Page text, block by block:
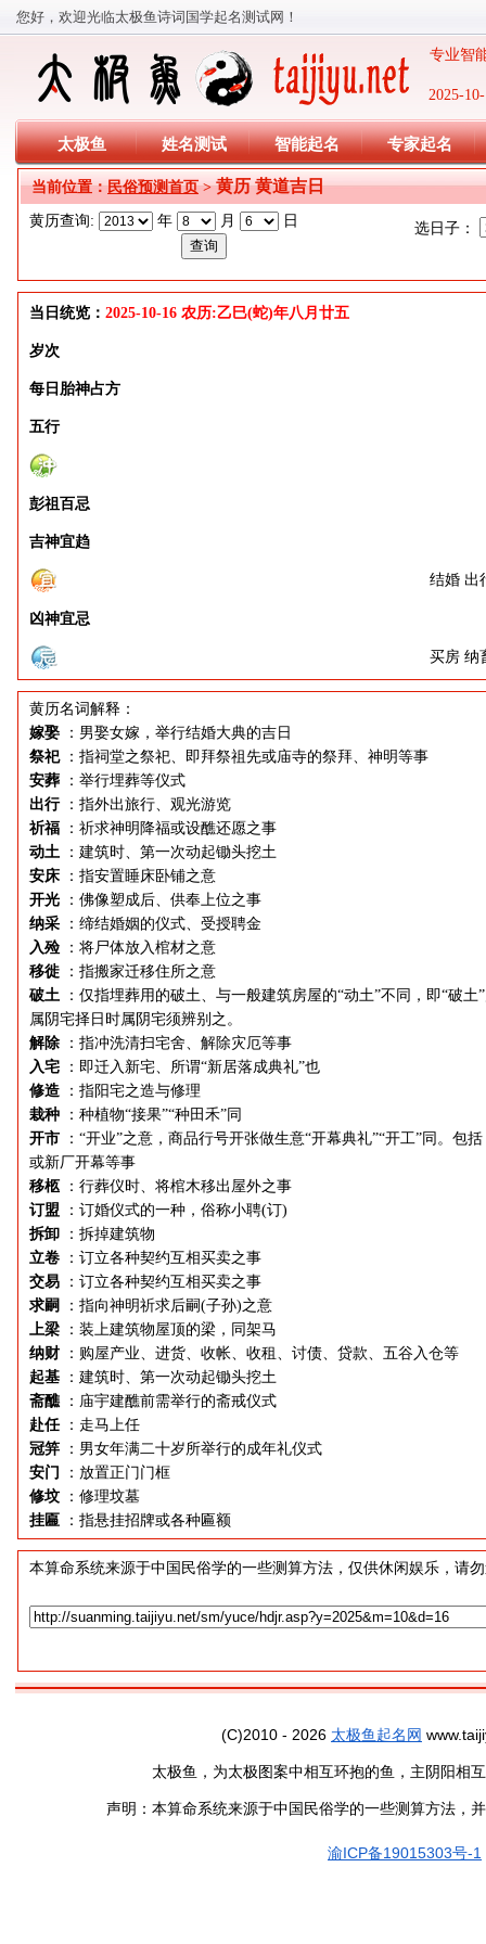
您好，欢迎光临太极鱼诗词国学起名测试网！
2025-
专业智
太极鱼 姓名测试 智能起名 专家起名
当前位置：民俗预测首页>黄历 黄道吉日
黄历查询: 年 月 日 选日子：
当日统览： 2025-10-16 农历:乙巳(蛇)年八月廿五
岁次
每日胎神占方
五行
彭祖百忌
吉神宜趋
结婚 出
凶神宜忌
买房 纳
黄历名词解释：
嫁娶
：男娶女嫁，举行结婚大典的吉日
祭祀 ：指祠堂之祭祀、即拜祭祖先或庙寺的祭拜、神明等事
安葬
：举行埋葬等仪式
出行 ：指外出旅行、观光游览
祈福
：祈求神明降福或设醮还愿之事
动土
：建筑时、第一次动起锄头挖土
安床
：指安置睡床卧铺之意
开光
：佛像塑成后、供奉上位之事
纳采
：缔结婚姻的仪式、受授聘金
入殓
：将尸体放入棺材之意
移徙
：指搬家迁移住所之意
破土
：仅指埋葬用的破土、与一般建筑房屋的“动土”不同，即“破
属阴宅择日时属阴宅须辨别之。
解除
：指冲洗清扫宅舍、解除灾厄等事
入宅
：即迁入新宅、所谓“新居落成典礼”也
修造
：指阳宅之造与修理
栽种
：种植物“接果”“种田禾”同
开市
：“开业”之意，商品行号开张做生意“开幕典礼”“开工”同。
或新厂开幕等事
移柩
：行葬仪时、将棺木移出屋外之事
订盟
：订婚仪式的一种，俗称小聘(订)
拆卸
：拆掉建筑物
立卷
：订立各种契约互相买卖之事
交易
：订立各种契约互相买卖之事
求嗣
：指向神明祈求后嗣(子孙)之意
上梁
：装上建筑物屋顶的梁，同架马
纳财
：购屋产业、进货、收帐、收租、讨债、贷款、五谷入仓等
起基
：建筑时、第一次动起锄头挖土
斋醮 ：庙宇建醮前需举行的斋戒仪式
赴任 ：走马上任
冠笄
：男女年满二十岁所举行的成年礼仪式
安门
：放置正门门框
修坟
：修理坟墓
挂匾
：指悬挂招牌或各种匾额
本算命系统来源于中国民俗学的一些测算方法，仅供休闲娱乐，请
(C)2010 - 2026 太极鱼起名网
太极鱼，为太极图案中相互环抱的鱼，主阴阳相
声明：本算命系统来源于中国民俗学的一些测算方法，
渝ICP备19015303号-1